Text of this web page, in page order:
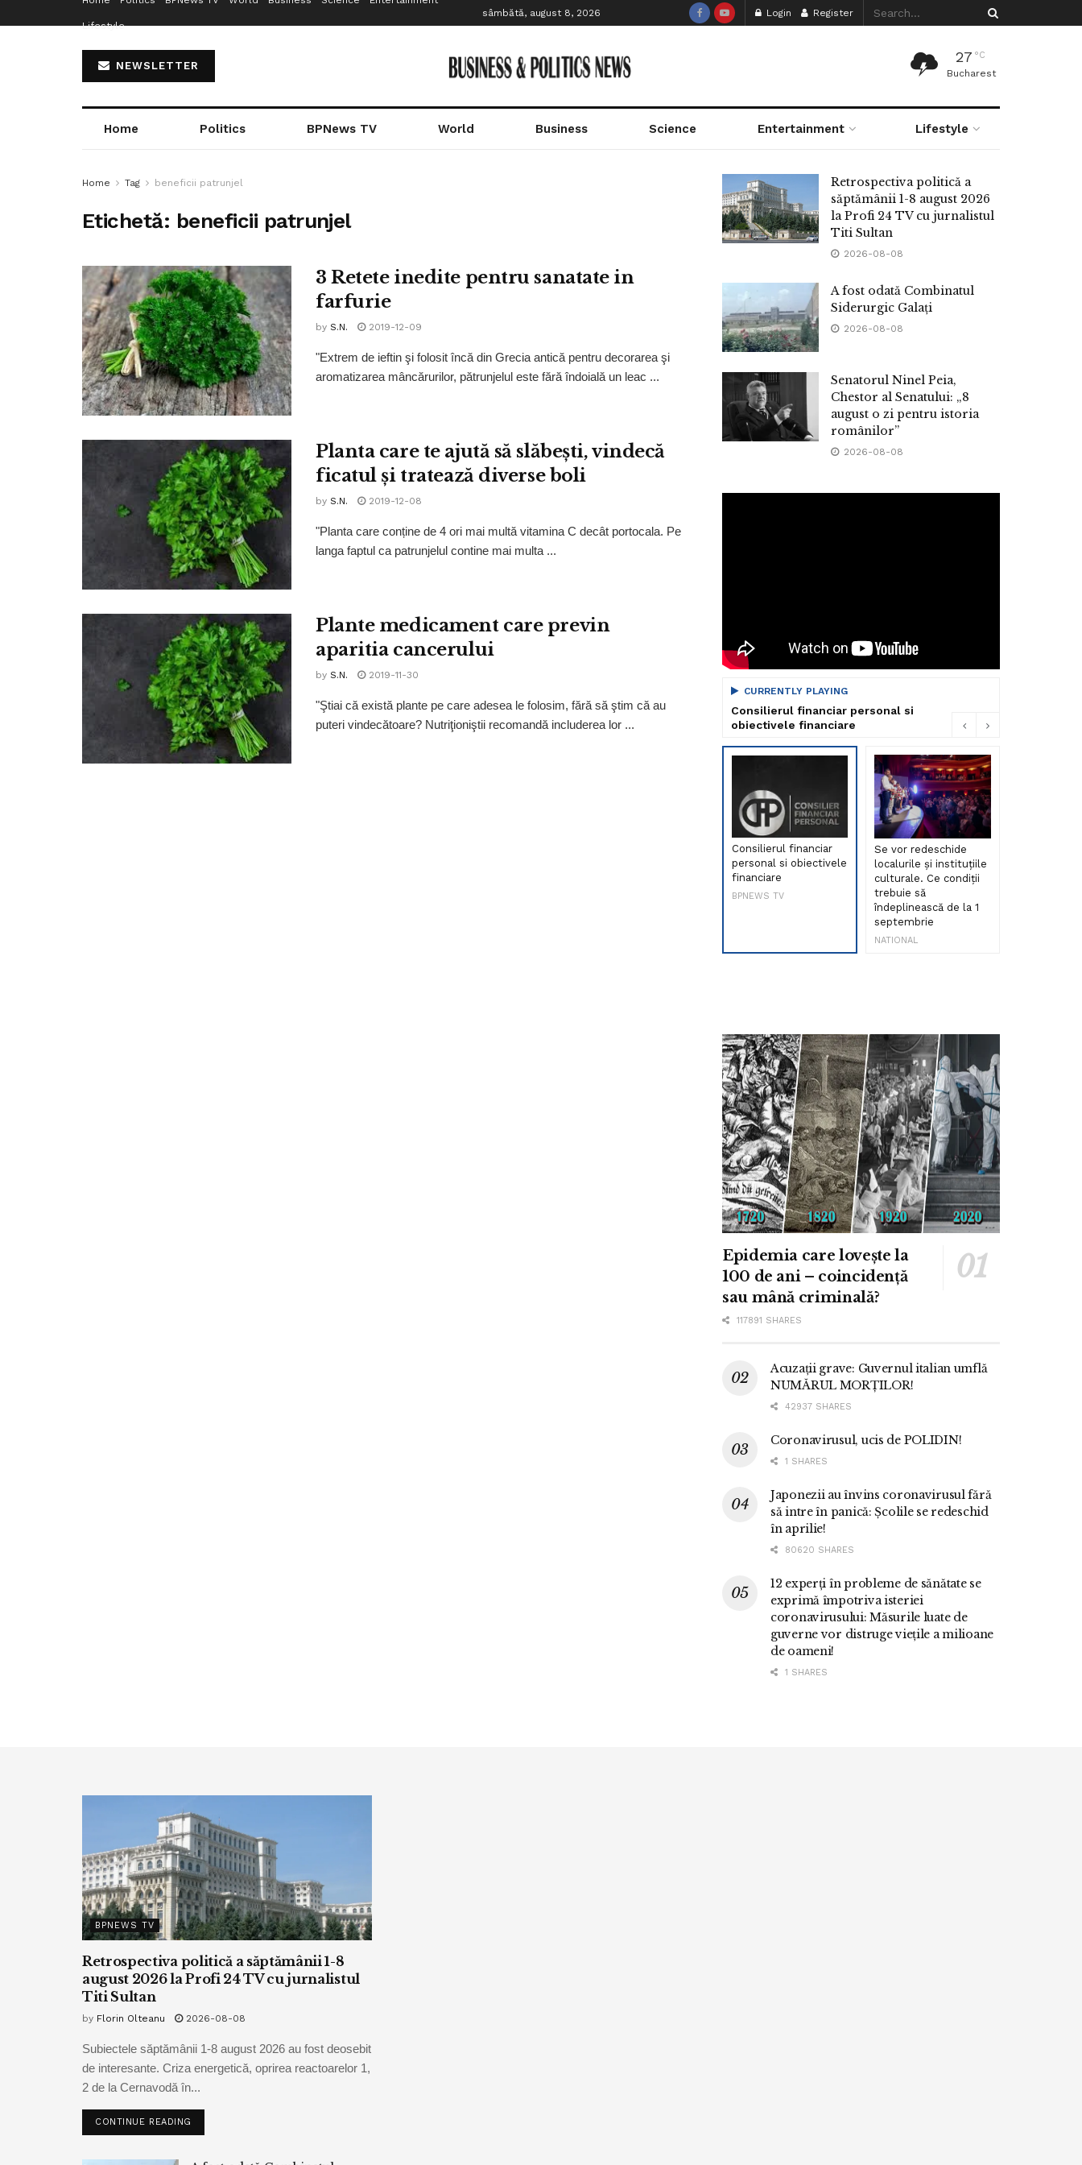
Lifestyle
sâmbătă, august 8, 2026 Login Register
NEWSLETTER
27 °C
Bucharest
Home Politics BPNews TV World Business Science Entertainment Lifestyle
Home Tag beneficii patrunjel
Etichetă: beneficii patrunjel
3 Retete inedite pentru sanatate in
farfurie
by S.N. 2019-12-09
"Extrem de ieftin şi folosit încă din Grecia antică pentru decorarea şi
aromatizarea mâncărurilor, pătrunjelul este fără îndoială un leac ...
Planta care te ajută să slăbești, vindecă
ficatul și tratează diverse boli
by S.N. 2019-12-08
"Planta care conține de 4 ori mai multă vitamina C decât portocala. Pe
langa faptul ca patrunjelul contine mai multa ...
Plante medicament care previn
aparitia cancerului
by S.N. 2019-11-30
"Ştiai că există plante pe care adesea le folosim, fără să ştim că au
puteri vindecătoare? Nutriţioniştii recomandă includerea lor ...
Retrospectiva politică a
săptămânii 1-8 august 2026
la Profi 24 TV cu jurnalistul
Titi Sultan
2026-08-08
A fost odată Combinatul
Siderurgic Galați
2026-08-08
Senatorul Ninel Peia,
Chestor al Senatului: „8
august o zi pentru istoria
românilor”
2026-08-08
CURRENTLY PLAYING
Consilierul financiar personal si
obiectivele financiare
Consilierul financiar
personal si obiectivele
financiare
BPNEWS TV
Se vor redeschide
localurile și instituțiile
culturale. Ce condiții
trebuie să
îndeplinească de la 1
septembrie
NATIONAL
Epidemia care lovește la
100 de ani – coincidență
sau mână criminală?
117891 SHARES
Acuzații grave: Guvernul italian umflă
NUMĂRUL MORȚILOR!
42937 SHARES
Coronavirusul, ucis de POLIDIN!
1 SHARES
Japonezii au învins coronavirusul fără
să intre în panică: Școlile se redeschid
în aprilie!
80620 SHARES
12 experți în probleme de sănătate se
exprimă împotriva isteriei
coronavirusului: Măsurile luate de
guverne vor distruge viețile a milioane
de oameni!
1 SHARES
BPNEWS TV
Retrospectiva politică a săptămânii 1-8
august 2026 la Profi 24 TV cu jurnalistul
Titi Sultan
by Florin Olteanu 2026-08-08
Subiectele săptămânii 1-8 august 2026 au fost deosebit
de interesante. Criza energetică, oprirea reactoarelor 1,
2 de la Cernavodă în...
CONTINUE READING